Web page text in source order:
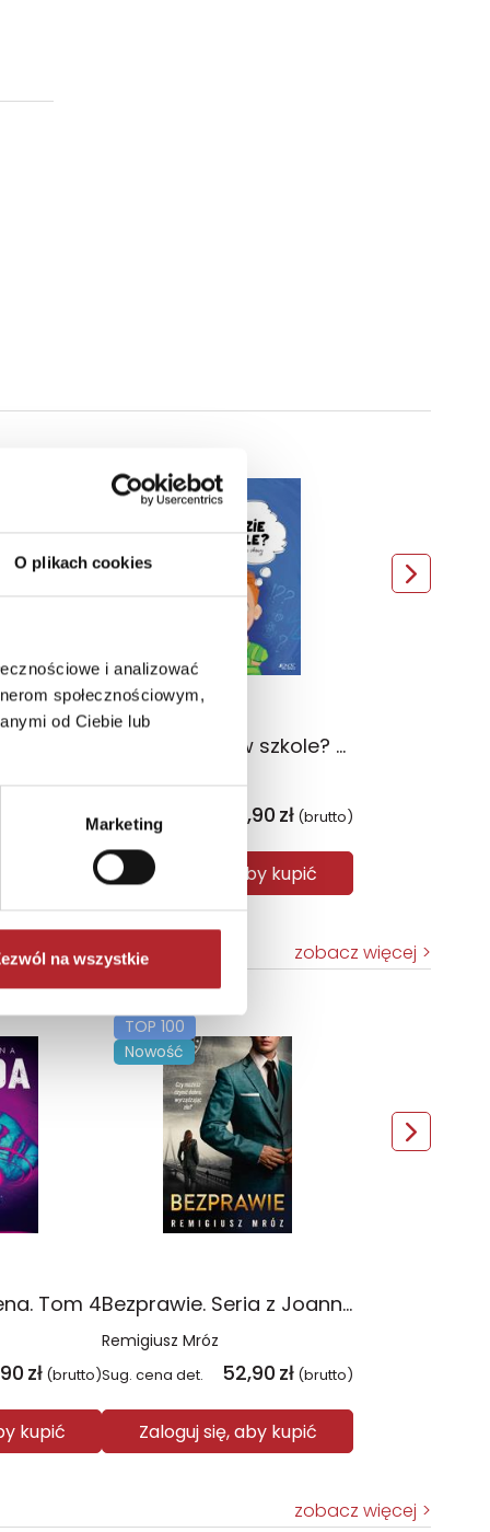
O plikach cookies
i analizować
społecznościowym,
od Ciebie lub
Marketing
na wszystkie
(brutto)
Jak to będzie w szkole? Książka, która rozwieje obawy. Wielkie problemy małych ludzi
Asia Olejarczyk
Sug. cena det. 24,90 zł (brutto)
Zaloguj się, aby kupić
zobacz więcej
Tom 4
zł (brutto)
kupić
TOP 100
Nowość
Bezprawie. Seria z Joanną Chyłką. Tom 20
Remigiusz Mróz
Sug. cena det. 52,90 zł (brutto)
Zaloguj się, aby kupić
zobacz więcej